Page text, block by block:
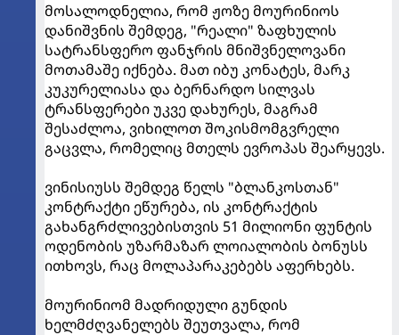
მოსალოდნელია, რომ ჟოზე მოურინიოს
დანიშვნის შემდეგ, "რეალი" ზაფხულის
სატრანსფერო ფანჯრის მნიშვნელოვანი
მოთამაშე იქნება. მათ იბუ კონატეს, მარკ
კუკურელიასა და ბერნარდო სილვას
ტრანსფერები უკვე დახურეს, მაგრამ
შესაძლოა, ვიხილოთ შოკისმომგვრელი
გაცვლა, რომელიც მთელს ევროპას შეარყევს.
ვინისიუსს შემდეგ წელს "ბლანკოსთან"
კონტრაქტი ეწურება, ის კონტრაქტის
გახანგრძლივებისთვის 51 მილიონი ფუნტის
ოდენობის უზარმაზარ ლოიალობის ბონუსს
ითხოვს, რაც მოლაპარაკებებს აფერხებს.
მოურინიომ მადრიდული გუნდის
ხელმძღვანელებს შეუთვალა, რომ